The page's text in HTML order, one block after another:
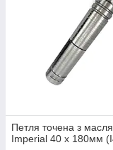
Петля точена з
Imperial 40 x 180мм